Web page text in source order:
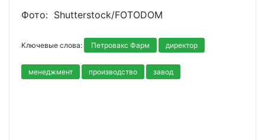
Фото: Shutterstoсk/FOTODOM
Ключевые слова: Петровакс Фарм директор
менеджмент производство завод